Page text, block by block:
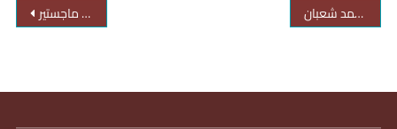
دعوة مناقشة ماجستير
تهنئة للأستاذ الدكتور/ ناصر محمد شعبان